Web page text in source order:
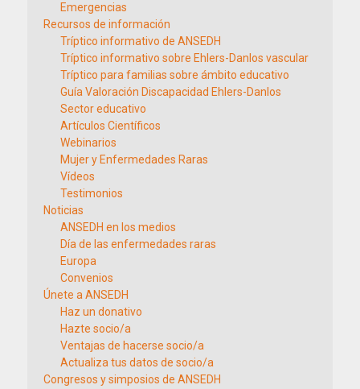
Emergencias
Recursos de información
Tríptico informativo de ANSEDH
Tríptico informativo sobre Ehlers-Danlos vascular
Tríptico para familias sobre ámbito educativo
Guía Valoración Discapacidad Ehlers-Danlos
Sector educativo
Artículos Científicos
Webinarios
Mujer y Enfermedades Raras
Vídeos
Testimonios
Noticias
ANSEDH en los medios
Día de las enfermedades raras
Europa
Convenios
Únete a ANSEDH
Haz un donativo
Hazte socio/a
Ventajas de hacerse socio/a
Actualiza tus datos de socio/a
Congresos y simposios de ANSEDH